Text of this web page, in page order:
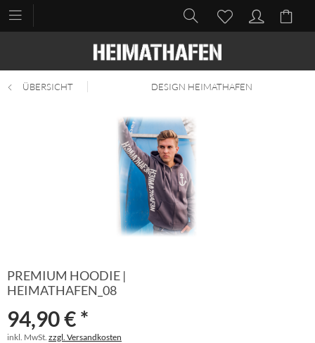
ÜBERSICHT DESIGN HEIMATHAFEN
PREMIUM HOODIE |
HEIMATHAFEN_08
94,90 € *
inkl. MwSt. zzgl. Versandkosten